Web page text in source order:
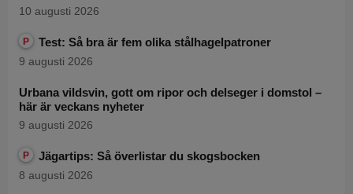
10 augusti 2026
P Test: Så bra är fem olika stålhagelpatroner
9 augusti 2026
Urbana vildsvin, gott om ripor och delseger i domstol –
här är veckans nyheter
9 augusti 2026
P Jägartips: Så överlistar du skogsbocken
8 augusti 2026